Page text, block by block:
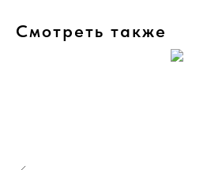
Смотреть также